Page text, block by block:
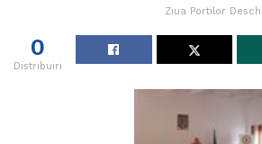
Ziua Portilor
0
Distribuiri